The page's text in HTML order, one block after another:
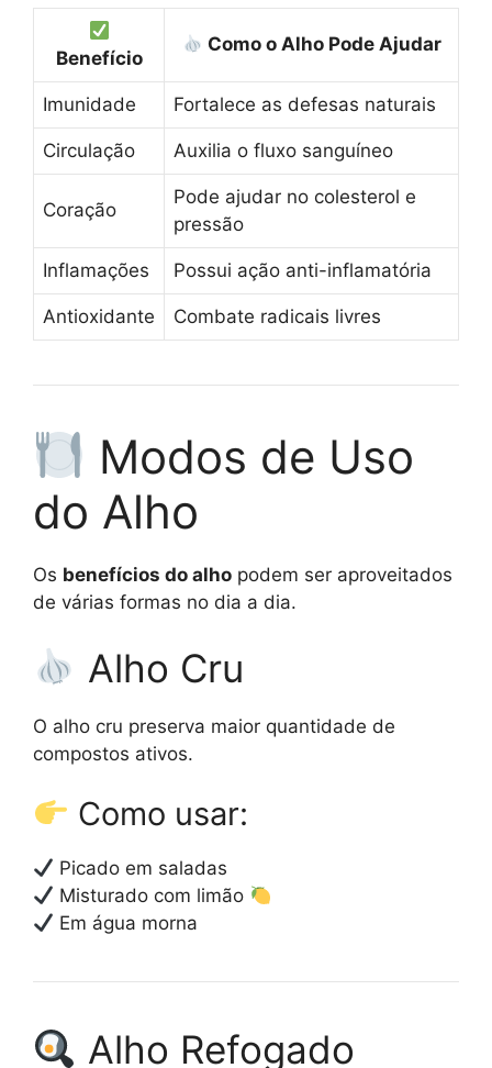
Benefício
Como o Alho Pode Ajudar
Imunidade Fortalece as defesas naturais
Circulação Auxilia o fluxo sanguíneo
Coração
Pode ajudar no colesterol e
pressão
Inflamações Possui ação anti-inflamatória
Antioxidante Combate radicais livres
Modos de Uso
do Alho
Os benefícios do alho podem ser aproveitados
de várias formas no dia a dia.
Alho Cru
O alho cru preserva maior quantidade de
compostos ativos.
Como usar:
Picado em saladas
Misturado com limão
Em água morna
Alho Refogado